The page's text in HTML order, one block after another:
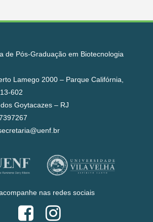
de Pós-Graduação em Biotecnologia
Lamego 2000 – Parque Califórnia,
602
Goytacazes – RJ
nas redes sociais